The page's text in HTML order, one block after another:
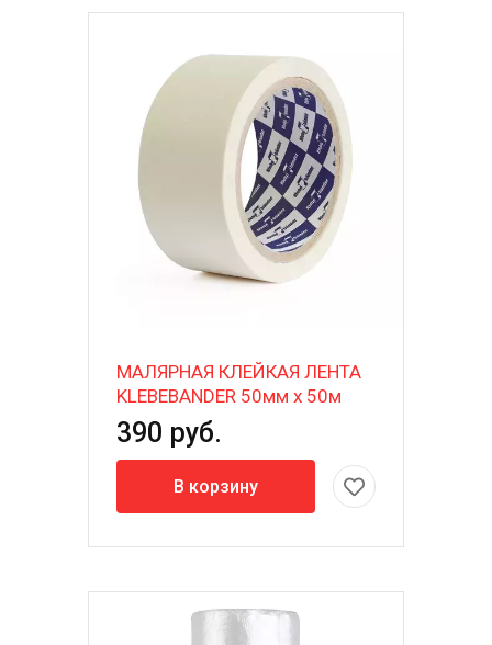
МАЛЯРНАЯ КЛЕЙКАЯ ЛЕНТА
KLEBEBANDER 50мм х 50м
390 руб.
В корзину